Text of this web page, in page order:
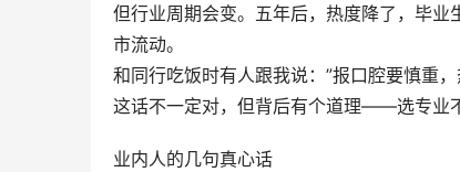
但行业周期会变。五年后，热度降了，毕
市流动。
和同行吃饭时有人跟我说：”报口腔要慎重
这话不一定对，但背后有个道理——选专业
业内人的几句真心话